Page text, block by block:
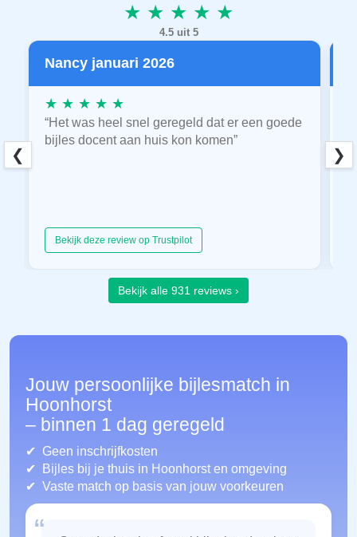
★ ★ ★ ★ ★
4.5 uit 5
Nancy januari 2026
★ ★ ★ ★ ★
“Het was heel snel geregeld dat er een goede
bijles docent aan huis kon komen”
Bekijk deze review op Trustpilot
❮ ❯
Bekijk alle 931 reviews ›
Jouw persoonlijke bijlesmatch in
Hoonhorst
– binnen 1 dag geregeld
Geen inschrijfkosten
Bijles bij je thuis in Hoonhorst en omgeving
Vaste match op basis van jouw voorkeuren
“